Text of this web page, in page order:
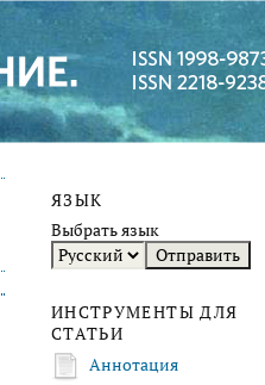
ЯЗЫК
Выбрать язык
ИНСТРУМЕНТЫ ДЛЯ
СТАТЬИ
Аннотация